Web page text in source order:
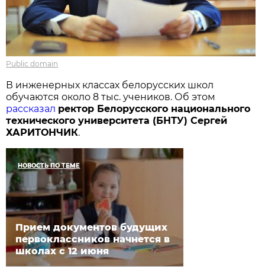
Public domain
В инженерных классах белорусских школ
обучаются около 8 тыс. учеников. Об этом
рассказал ректор Белорусского национального
технического университета (БНТУ) Сергей
ХАРИТОНЧИК.
НОВОСТЬ ПО ТЕМЕ
Прием документов будущих
первоклассников начнется в
школах с 12 июня